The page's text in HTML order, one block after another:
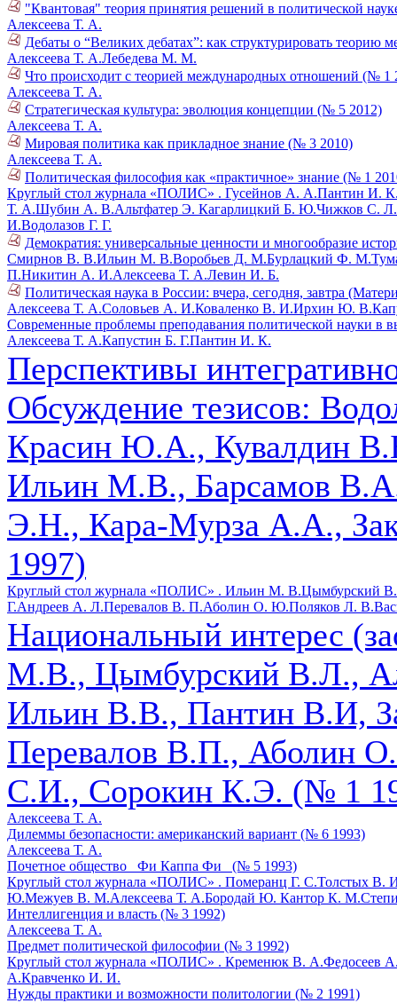
"Квантовая" теория принятия решений в политической
Алексеева Т. А.
Дебаты о “Великих дебатах”: как структурировать
Алексеева Т. А.Лебедева М. М.
Что происходит с теорией международных отношений (№ 1
Алексеева Т. А.
Стратегическая культура: эволюция концепции (№ 5 2012)
Алексеева Т. А.
Мировая политика как прикладное знание (№ 3 2010)
Алексеева Т. А.
Политическая философия как «практичное» знание (№ 1
Круглый стол журнала «ПОЛИС» . Гусейнов А. А.Пантин И.
Т. А.Шубин А. В.Альтфатер Э. Кагарлицкий Б. Ю.Чижков С. Л.
И.Водолазов Г. Г.
Демократия: универсальные ценности и многообразие
Смирнов В. В.Ильин М. В.Воробьев Д. М.Бурлацкий Ф. М.
П.Никитин А. И.Алексеева Т. А.Левин И. Б.
Политическая наука в России: вчера, сегодня, завтра
Алексеева Т. А.Соловьев А. И.Коваленко В. И.Ирхин Ю. В.
Современные проблемы преподавания политической науки
Алексеева Т. А.Капустин Б. Г.Пантин И. К.
Перспективы
Обсуждение тезисов:
Красин Ю.А., Кувалдин
Ильин М.В., Барсамов
Э.Н., Кара-Мурза А.А.,
1997)
Круглый стол журнала «ПОЛИС» . Ильин М. В.Цымбурский
Г.Андреев А. Л.Перевалов В. П.Аболин О. Ю.Поляков Л. В.
Национальный интерес
М.В., Цымбурский В.Л.,
Ильин В.В., Пантин В.И,
Перевалов В.П., Аболин
С.И., Сорокин К.Э. (№ 1
Алексеева Т. А.
Дилеммы безопасности: американский вариант (№ 6 1993)
Алексеева Т. А.
Почетное общество _Фи Каппа Фи_ (№ 5 1993)
Круглый стол журнала «ПОЛИС» . Померанц Г. С.Толстых В.
Ю.Межуев В. М.Алексеева Т. А.Бородай Ю. Кантор К. М.
Интеллигенция и власть (№ 3 1992)
Алексеева Т. А.
Предмет политической философии (№ 3 1992)
Круглый стол журнала «ПОЛИС» . Кременюк В. А.Федосеев
А.Кравченко И. И.
Нужды практики и возможности политологии (№ 2 1991)